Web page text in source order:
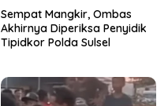
Sempat Mangkir, Ombas
Akhirnya Diperiksa Penyidik
Tipidkor Polda Sulsel